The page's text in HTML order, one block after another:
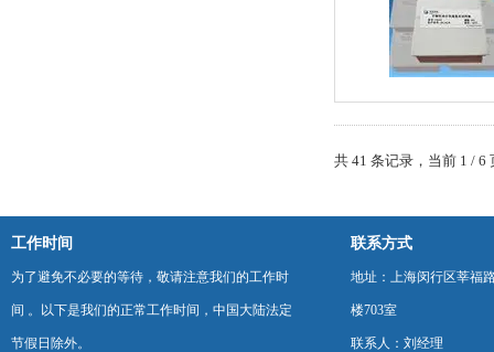
共 41 条记录，当前 1 /
工作时间
为了避免不必要的等待，敬请注意我们的工作时
间 。以下是我们的正常工作时间，中国大陆法定
节假日除外。
联系方式
地址：上海闵行区莘福
楼703室
联系人：刘经理